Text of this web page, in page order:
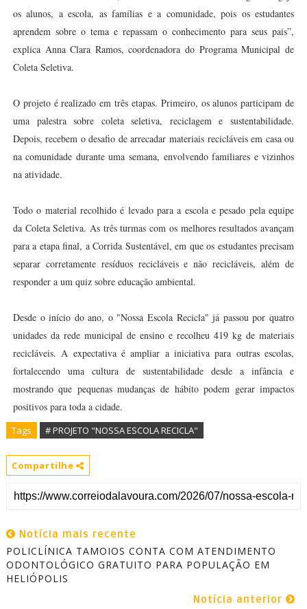
os alunos, a escola, as famílias e a comunidade, pois os estudantes
aprendem sobre o tema e repassam o conhecimento para seus pais”,
explica Anna Clara Ramos, coordenadora do Programa Municipal de
Coleta Seletiva.
O projeto é realizado em três etapas. Primeiro, os alunos participam de
uma palestra sobre coleta seletiva, reciclagem e sustentabilidade.
Depois, recebem o desafio de arrecadar materiais recicláveis em casa ou
na comunidade durante uma semana, envolvendo familiares e vizinhos
na atividade.
Todo o material recolhido é levado para a escola e pesado pela equipe
da Coleta Seletiva. As três turmas com os melhores resultados avançam
para a etapa final, a Corrida Sustentável, em que os estudantes precisam
separar corretamente resíduos recicláveis e não recicláveis, além de
responder a um quiz sobre educação ambiental.
Desde o início do ano, o "Nossa Escola Recicla" já passou por quatro
unidades da rede municipal de ensino e recolheu 419 kg de materiais
recicláveis. A expectativa é ampliar a iniciativa para outras escolas,
fortalecendo uma cultura de sustentabilidade desde a infância e
mostrando que pequenas mudanças de hábito podem gerar impactos
positivos para toda a cidade.
Tags # PROJETO "NOSSA ESCOLA RECICLA"
Compartilhe
Notícia mais recente
POLICLÍNICA TAMOIOS CONTA COM ATENDIMENTO
ODONTOLÓGICO GRATUITO PARA POPULAÇÃO EM
HELIÓPOLIS
Notícia anterior